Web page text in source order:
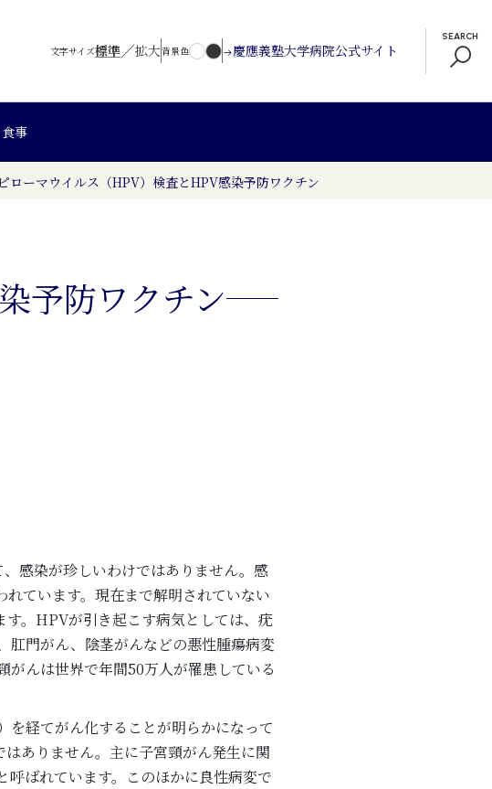
文字サイズ標準／拡大背景色 慶應義塾大学病院公式サイト
SEARCH
事
ローマウイルス（HPV）検査とHPV感染予防ワクチン
予防ワクチン
感染が珍しいわけではありません。感
ています。現在まで解明されていない
。HPVが引き起こす病気としては、疣
肛門がん、陰茎がんなどの悪性腫瘍病変
んは世界で年間50万人が罹患している
経てがん化することが明らかになって
ありません。主に子宮頸がん発生に関
ばれています。このほかに良性病変で